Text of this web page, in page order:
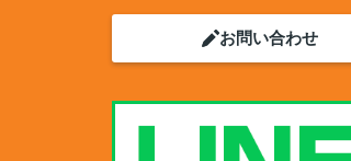
お問い合わせ